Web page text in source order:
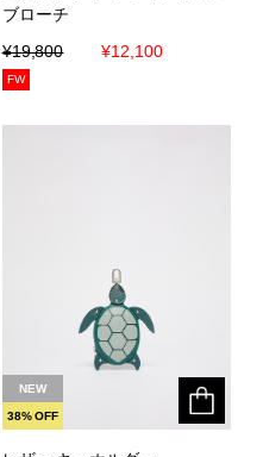
ブローチ
¥19,800
¥12,100
ブローチ
¥19,800
¥12,100
FW
NEW
38% OFF